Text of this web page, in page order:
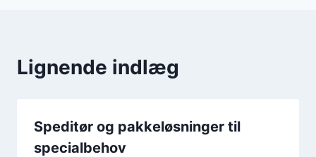
Lignende indlæg
Speditør og pakkeløsninger til
specialbehov